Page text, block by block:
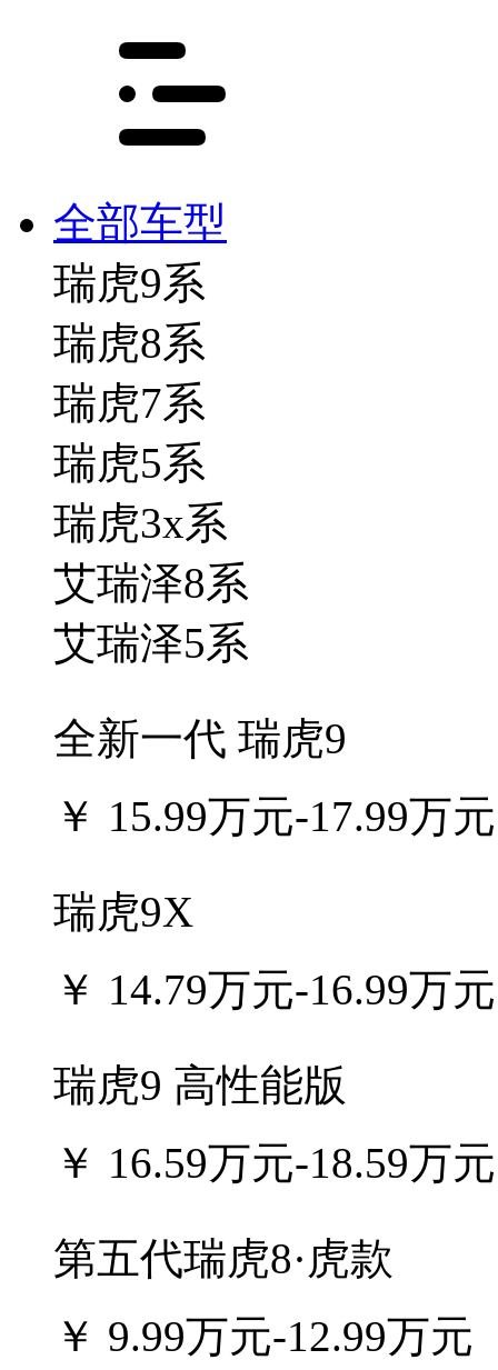
全部车型
瑞虎9系
瑞虎8系
瑞虎7系
瑞虎5系
瑞虎3x系
艾瑞泽8系
艾瑞泽5系
全新一代 瑞虎9
￥ 15.99万元-17.99万元
瑞虎9X
￥ 14.79万元-16.99万元
瑞虎9 高性能版
￥ 16.59万元-18.59万元
第五代瑞虎8·虎款
￥ 9.99万元-12.99万元